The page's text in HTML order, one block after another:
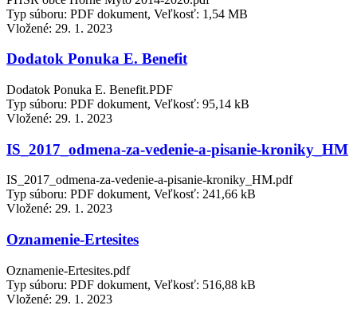
Typ súboru: PDF dokument, Veľkosť: 1,54 MB
Vložené: 29. 1. 2023
Dodatok Ponuka E. Benefit
Dodatok Ponuka E. Benefit.PDF
Typ súboru: PDF dokument, Veľkosť: 95,14 kB
Vložené: 29. 1. 2023
IS_2017_odmena-za-vedenie-a-pisanie-kroniky_HM
IS_2017_odmena-za-vedenie-a-pisanie-kroniky_HM.pdf
Typ súboru: PDF dokument, Veľkosť: 241,66 kB
Vložené: 29. 1. 2023
Oznamenie-Ertesites
Oznamenie-Ertesites.pdf
Typ súboru: PDF dokument, Veľkosť: 516,88 kB
Vložené: 29. 1. 2023